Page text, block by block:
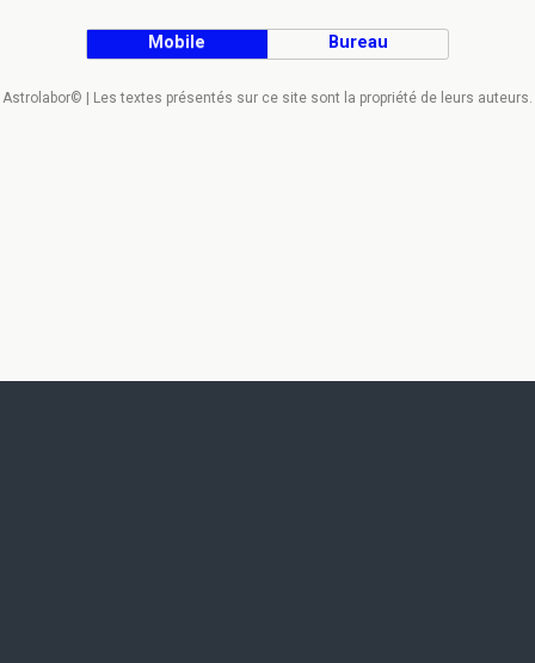
Mobile Bureau
Astrolabor© | Les textes présentés sur ce site sont la propriété de leurs auteurs.